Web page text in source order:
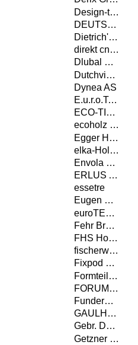
Design-to-Production GmbH
DEUTSCHE ROCKWOOL GmbH & Co. KG
Dietrich's Datenverarbeitungsgesellschaft für Handel und Produktion AG
direkt cnc-systeme gmbh
Dlubal Software GmbH
Dutchview information technology GmbH
Dynea AS
E.u.r.o.Tec GmbH
ECO-TIMBER GmbH & Co. KG
ecoholz GmbH
Egger Holzwerkstoffe Wismar GmbH & Co. KG
elka-Holzwerke GmbH
Envola GmbH
ERLUS AG
essetre
Eugen Decker Holz­industrie GmbH & Co. KG
euroTECH Vertriebs GmbH
Fehr Braunwalder AG
FHS Holzbau GmbH
fischerwerke GmbH & Co. KG
Fixpod GmbH
Formteilbau Schmitt GmbH & Co. KG
FORUM-HOLZBAU
Fundermax GmbH
GAULHOFER INDUSTRIE-HOLDING GMBH
Gebr. Dufter GmbH
Getzner Werkstoffe GmbH